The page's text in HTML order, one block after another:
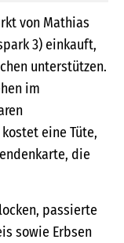
von Mathias
3) einkauft,
unterstützen.
im
eine Tüte,
die
passierte
sowie Erbsen